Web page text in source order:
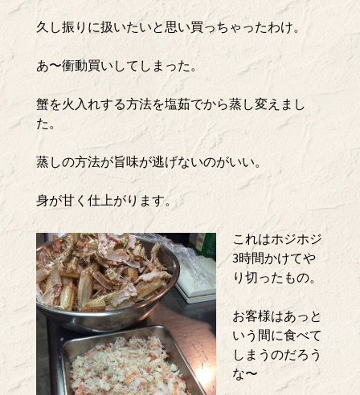
久し振りに扱いたいと思い買っちゃったわけ。
あ〜衝動買いしてしまった。
蟹を火入れする方法を塩茹でから蒸し変えまし
た。
蒸しの方法が旨味が逃げないのがいい。
身が甘く仕上がります。
これはホジホジ
3時間かけてや
り切ったもの。
お客様はあっと
いう間に食べて
しまうのだろう
な〜